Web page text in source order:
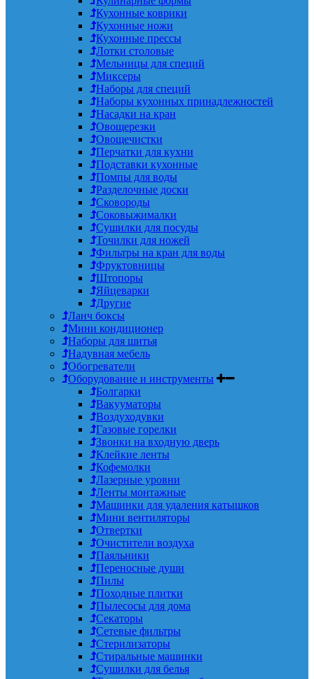
Кухонные коврики
Кухонные ножи
Кухонные прессы
Лотки столовые
Мельницы для специй
Миксеры
Наборы для специй
Наборы кухонных принадлежностей
Насадки на кран
Овощерезки
Овощечистки
Перчатки для кухни
Подставки кухонные
Помпы для воды
Разделочные доски
Сковороды
Соковыжималки
Сушилки для посуды
Точилки для ножей
Фильтры на кран для воды
Фруктовницы
Штопоры
Яйцеварки
Другие
Ланч боксы
Мини кондиционер
Наборы для шитья
Надувная мебель
Обогреватели
Оборудование и инструменты
Болгарки
Вакууматоры
Воздуходувки
Газовые горелки
Звонки на входную дверь
Клейкие ленты
Кофемолки
Лазерные уровни
Ленты монтажные
Машинки для удаления катышков
Мини вентиляторы
Отвертки
Очистители воздуха
Паяльники
Переносные души
Пилы
Походные плитки
Пылесосы для дома
Секаторы
Сетевые фильтры
Стерилизаторы
Стиральные машинки
Сушилки для белья